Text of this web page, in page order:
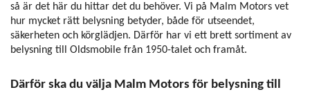
så är det här du hittar det du behöver. Vi på Malm Motors vet
hur mycket rätt belysning betyder, både för utseendet,
säkerheten och körglädjen. Därför har vi ett brett sortiment av
belysning till Oldsmobile från 1950-talet och framåt.
Därför ska du välja Malm Motors för belysning till